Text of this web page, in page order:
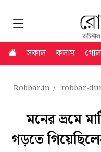
সকাল কলাম
Robbar.in robbar-
মনের ভ্রমে
গড়তে